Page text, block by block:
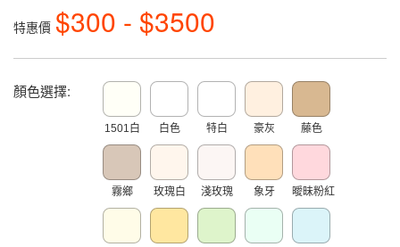
特惠價 $300 - $3500
顏色選擇:
1501白 白色 特白 豪灰 藤色
霧鄉 玫瑰白 淺玫瑰 象牙 曖昧粉紅